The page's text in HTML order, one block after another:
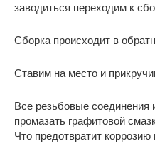
заводиться переходим к
Сборка происходит в
Ставим на место и
Все резьбовые
промазать графитовой
Что предотвратит